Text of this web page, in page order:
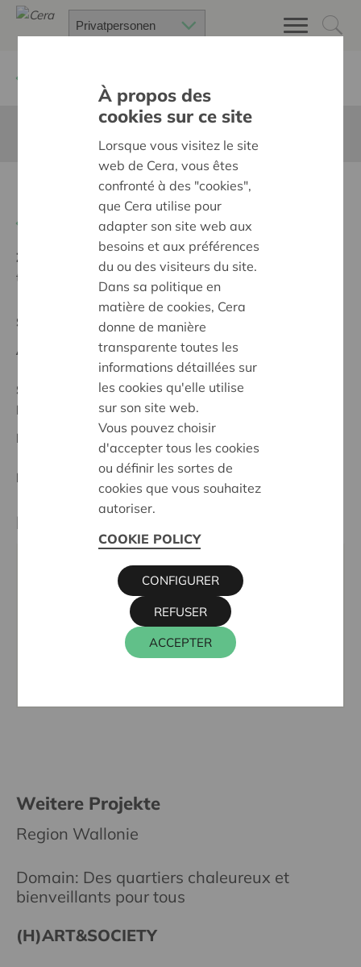
Nouveau site internet CARI
Ziel:
Des quartiers chaleureux et bienveillants pour
tous
Supraregionales Projekt
Anfangsdatum:01/10/2025
Stand :
In treatment
Réunion des bureaux
Datum:
01/10/2025
Entscheidung: Approved
Partner
CARI - Centre Apicole de Recherche et d'Information,
Croix du Sud 1 bteL7.04.01, 1348 OTTIGNIES-
LOUVAIN-LA-NEUVE
010 47 34 16
info@cari.be
Weitere Projekte
Region Wallonie
Domain: Des quartiers chaleureux et
bienveillants pour tous
(H)ART&SOCIETY
À propos des
cookies sur ce site
Lorsque vous visitez le site
web de Cera, vous êtes
confronté à des "cookies",
que Cera utilise pour
adapter son site web aux
besoins et aux préférences
du ou des visiteurs du site.
Dans sa politique en
matière de cookies, Cera
donne de manière
transparente toutes les
informations détaillées sur
les cookies qu'elle utilise
sur son site web.
Vous pouvez choisir
d'accepter tous les cookies
ou définir les sortes de
cookies que vous souhaitez
autoriser.
COOKIE POLICY
ACCEPTER
REFUSER
CONFIGURER